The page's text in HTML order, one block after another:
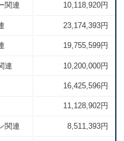
関連 10,118,920円
23,174,393円
19,755,599円
連 10,200,000円
16,425,596円
11,128,902円
関連 8,511,393円